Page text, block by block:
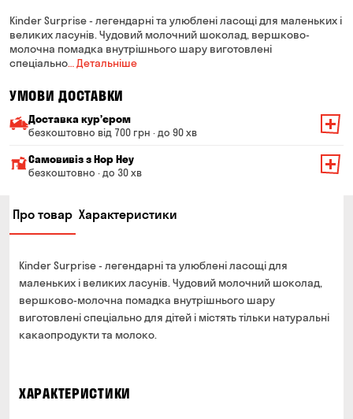
Kinder Surprise - легендарні та улюблені ласощі для маленьких і
великих ласунів. Чудовий молочний шоколад, вершково-
молочна помадка внутрішнього шару виготовлені
спеціально… Детальніше
УМОВИ ДОСТАВКИ
Доставка курʼєром
безкоштовно від 700 грн · до 90 хв
Мінімальна сума всього замовлення — 200 грн
Вартість доставки залежить від суми всього замовлення:
Від 300 до 399 грн
Від 700 грн безкоштовно
Термін доставки — до 90 хвилин
*на час доставки можуть впливати повітряні тривоги
Оплата:
Самовивіз з Hop Hey
безкоштовно · до 30 хв
Час складання замовлення — до 30 хв
Можете без черги забрати з магазину в зручний для
Оплата:
готівкою в магазині
банківською картою на сайті та в магазині
Про товар Характеристики
Kinder Surprise - легендарні та улюблені ласощі для
маленьких і великих ласунів. Чудовий молочний шоколад,
вершково-молочна помадка внутрішнього шару
виготовлені спеціально для дітей і містять тільки натуральні
какаопродукти та молоко.
ХАРАКТЕРИСТИКИ